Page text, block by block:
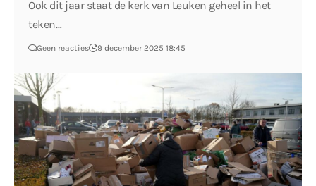
Ook dit jaar staat de kerk van Leuken geheel in het
teken…
Geen reacties 9 december 2025 18:45